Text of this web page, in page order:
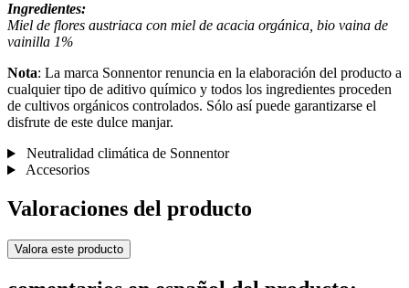
Ingredientes:
Miel de flores austriaca con miel de acacia orgánica, bio vaina de
vainilla 1%
Nota: La marca Sonnentor renuncia en la elaboración del producto a
cualquier tipo de aditivo químico y todos los ingredientes proceden
de cultivos orgánicos controlados. Sólo así puede garantizarse el
disfrute de este dulce manjar.
Neutralidad climática de Sonnentor
Accesorios
Valoraciones del producto
Valora este producto